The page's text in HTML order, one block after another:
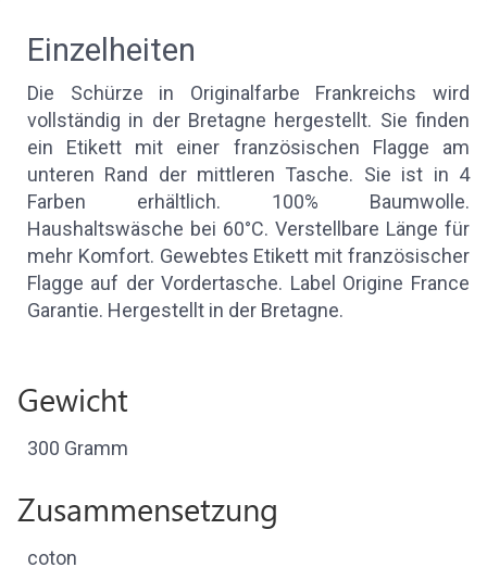
Einzelheiten
Die Schürze in Originalfarbe Frankreichs wird
vollständig in der Bretagne hergestellt. Sie finden
ein Etikett mit einer französischen Flagge am
unteren Rand der mittleren Tasche. Sie ist in 4
Farben erhältlich. 100% Baumwolle.
Haushaltswäsche bei 60°C. Verstellbare Länge für
mehr Komfort. Gewebtes Etikett mit französischer
Flagge auf der Vordertasche. Label Origine France
Garantie. Hergestellt in der Bretagne.
Gewicht
300 Gramm
Zusammensetzung
coton